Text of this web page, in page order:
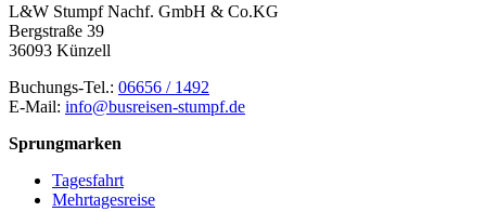
L&W Stumpf Nachf. GmbH & Co.KG
Bergstraße 39
36093 Künzell
Buchungs-Tel.: 06656 / 1492
E-Mail: info@busreisen-stumpf.de
Sprungmarken
Tagesfahrt
Mehrtagesreise